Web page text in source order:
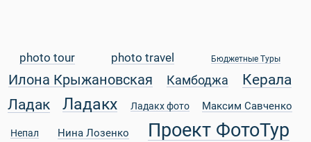
Туры
photo tour photo travel Бюджетные Туры
Илона Крыжановская Камбоджа
Керала
Ладак
Ладакх Ладакх фото Максим Савченко
Непал Нина Лозенко Проект ФотоТур